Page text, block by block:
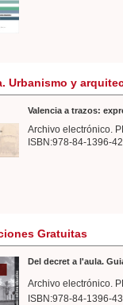
Urbanismo y
Valencia a trazos:
Archivo electrónico.
ISBN:978-84-1396-
Gratuitas
Del decret a l'aula.
Archivo electrónico.
ISBN:978-84-1396-